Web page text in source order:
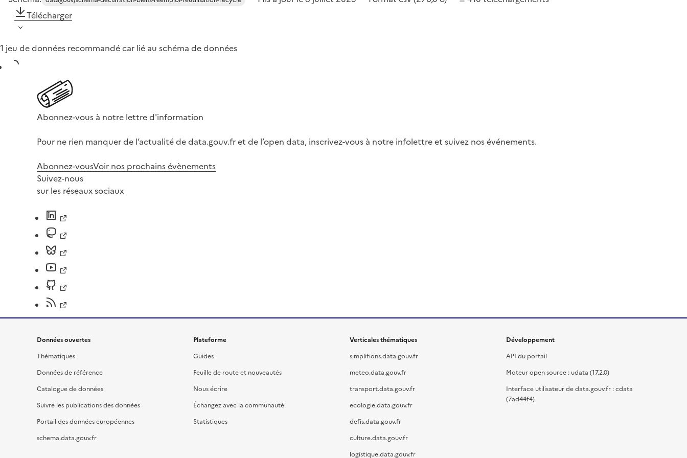
Télécharger
1 jeu de données recommandé car lié au schéma de données
Abonnez-vous à notre lettre d'information
Pour ne rien manquer de l’actualité de data.gouv.fr et de l’open data, inscrivez-vous à notre infolettre et suivez nos événements.
Abonnez-vousVoir nos prochains évènements
Suivez-nous
sur les réseaux sociaux
Données ouvertes
Thématiques
Données de référence
Catalogue de données
Suivre les publications des données
Portail des données européennes
schema.data.gouv.fr
Plateforme
Guides
Feuille de route et nouveautés
Nous écrire
Échangez avec la communauté
Statistiques
Verticales thématiques
simplifions.data.gouv.fr
meteo.data.gouv.fr
transport.data.gouv.fr
ecologie.data.gouv.fr
defis.data.gouv.fr
culture.data.gouv.fr
logistique.data.gouv.fr
Développement
API du portail
Moteur open source : udata (17.2.0)
Interface utilisateur de data.gouv.fr : cdata
(7ad44f4)